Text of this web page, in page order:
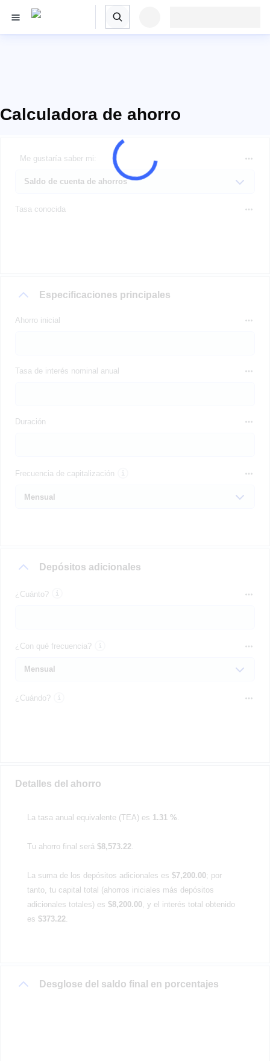
Calculadora de ahorro
Me gustaría saber mi:
Tasa conocida
Especificaciones principales
Ahorro inicial
Tasa de interés nominal anual
Duración
Frecuencia de capitalización
Depósitos adicionales
¿Cuánto?
¿Con qué frecuencia?
¿Cuándo?
Detalles del ahorro
La tasa anual equivalente (TEA) es 1.31 %.
Tu ahorro final será $8,573.22.
La suma de los depósitos adicionales es $7,200.00; por
tanto, tu capital total (ahorros iniciales más depósitos
adicionales totales) es $8,200.00, y el interés total obtenido
es $373.22.
Desglose del saldo final en porcentajes